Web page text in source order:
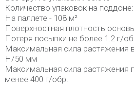
Количество упаковок на
На паллете - 108 м²
Поверхностная плотность
Потеря посыпки не более 1.2 г/
Максимальная сила растяжения
Н/50 мм
Максимальная сила растяжения
менее 400 г/обр.